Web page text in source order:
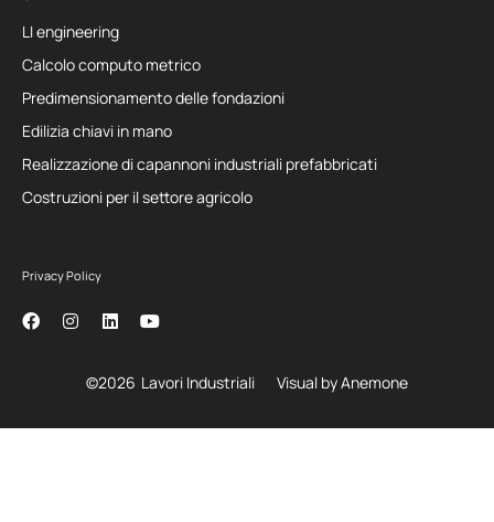
LI engineering
Calcolo computo metrico
Predimensionamento delle fondazioni
Edilizia chiavi in mano
Realizzazione di capannoni industriali prefabbricati
Costruzioni per il settore agricolo
©2026 Lavori Industriali Visual by Anemone
Privacy Policy